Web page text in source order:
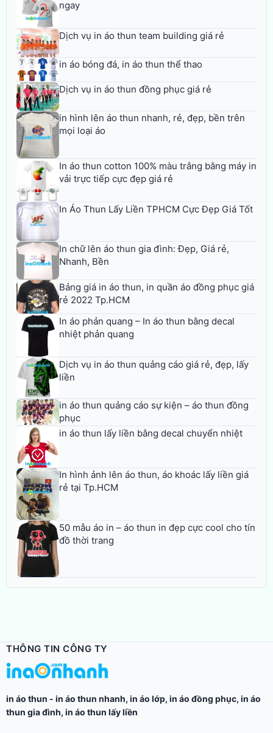
ngay
Dịch vụ in áo thun team building giá rẻ
in áo bóng đá, in áo thun thể thao
Dịch vụ in áo thun đồng phục giá rẻ
in hình lên áo thun nhanh, rẻ, đẹp, bền trên
mọi loại áo
In áo thun cotton 100% màu trắng bằng máy in
vải trực tiếp cực đẹp giá rẻ
In Áo Thun Lấy Liền TPHCM Cực Đẹp Giá Tốt
In chữ lên áo thun gia đình: Đẹp, Giá rẻ,
Nhanh, Bền
Bảng giá in áo thun, in quần áo đồng phục giá
rẻ 2022 Tp.HCM
In áo phản quang – In áo thun bằng decal
nhiệt phản quang
Dịch vụ in áo thun quảng cáo giá rẻ, đẹp, lấy
liền
in áo thun quảng cáo sự kiện – áo thun đồng
phục
in áo thun lấy liền bằng decal chuyển nhiệt
In hình ảnh lên áo thun, áo khoác lấy liền giá
rẻ tại Tp.HCM
50 mẫu áo in – áo thun in đẹp cực cool cho tín
đồ thời trang
THÔNG TIN CÔNG TY
in áo thun - in áo thun nhanh, in áo lớp, in áo đồng phục, in áo
thun gia đình, in áo thun lấy liền